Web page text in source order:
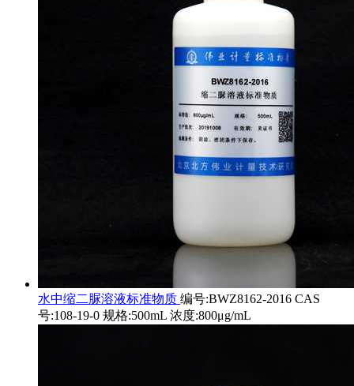
水中缩二脲溶液标准物质 编号:BWZ8162-2016 CAS
号:108-19-0 规格:500mL 浓度:800μg/mL